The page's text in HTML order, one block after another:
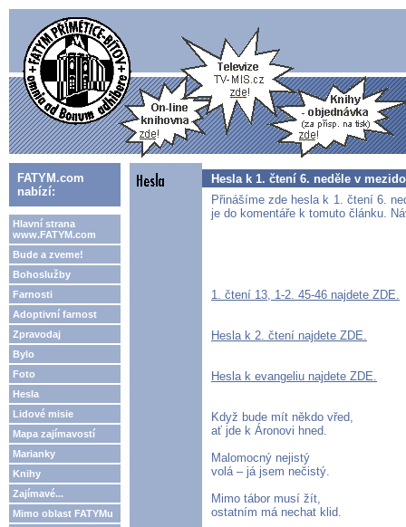
FATYM.com
nabízí:
Hlavní strana
www.FATYM.com
Bude a zveme!
Bohoslužby
Farnosti
Adoptivní farnost
Zpravodaj
Bylo
Foto
Hesla
Lidové misie
Mapa zajímavostí
Marianky
Knihy
Zajímavé...
Mimo oblast FATYMu
Hesla k 1. čtení 6. neděle v
Přinášíme zde hesla k 1. čtení 6.
je do komentáře k tomuto článku.
1. čtení 13, 1-2. 45-46 najdete ZDE.
Hesla k 2. čtení najdete ZDE.
Hesla k evangeliu najdete ZDE.
Když bude mít někdo vřed,
ať jde k Áronovi hned.
Malomocný nejistý
volá – já jsem nečistý.
Mimo tábor musí žít,
ostatním má nechat klid.